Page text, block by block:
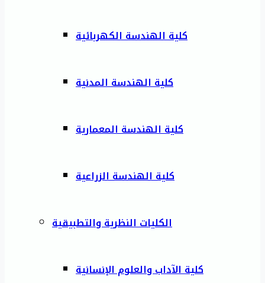
كلية الهندسة الكهربائية
كلية الهندسة المدنية
كلية الهندسة المعمارية
كلية الهندسة الزراعية
الكليات النظرية والتطبيقية
كلية الآداب والعلوم الإنسانية